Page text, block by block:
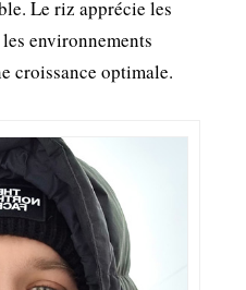
Le riz apprécie les
environnements
croissance optimale.